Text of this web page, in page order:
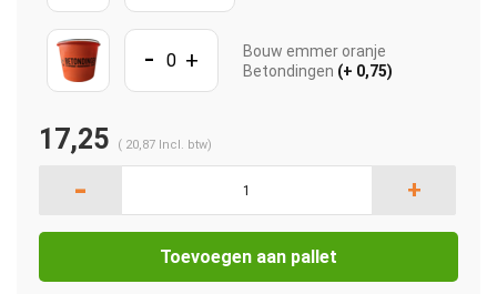
- +
Bouw emmer oranje
Betondingen (+ 0,75)
17,25 ( 20,87 Incl. btw)
- +
Toevoegen aan pallet